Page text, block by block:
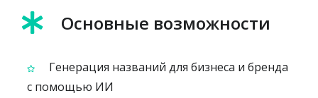
Основные возможности
Генерация названий для бизнеса и бренда
с помощью ИИ